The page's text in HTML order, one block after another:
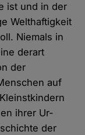
ist und in der
Welthaftigkeit
Niemals in
derart
der
auf
ihrer Ur-
der